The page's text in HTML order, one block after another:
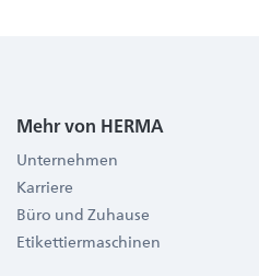
Mehr von HERMA
Unternehmen
Karriere
Büro und Zuhause
Etikettiermaschinen